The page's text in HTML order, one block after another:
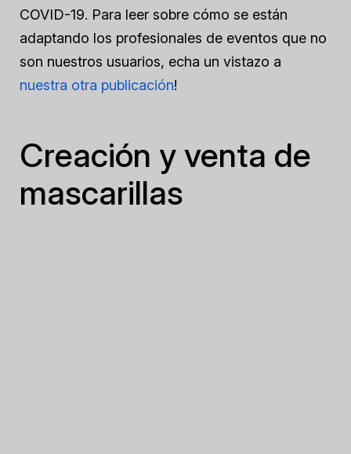
COVID-19. Para leer sobre cómo se están
adaptando los profesionales de eventos que no
son nuestros usuarios, echa un vistazo a
nuestra otra publicación!
Creación y venta de
mascarillas